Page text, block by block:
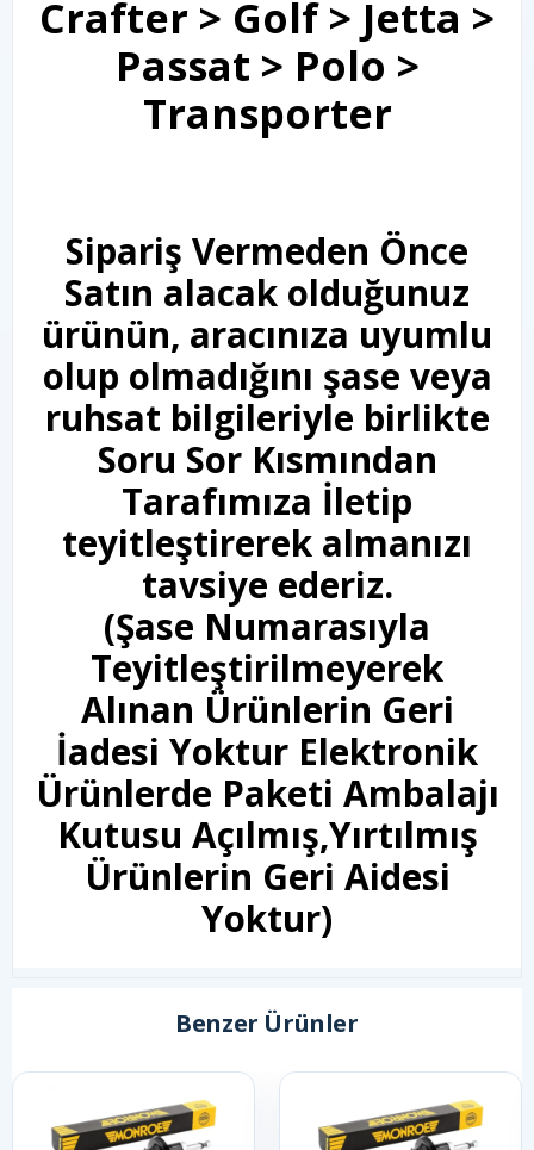
Crafter > Golf > Jetta >
Passat > Polo >
Transporter
Sipariş Vermeden Önce
Satın alacak olduğunuz
ürünün, aracınıza uyumlu
olup olmadığını şase veya
ruhsat bilgileriyle birlikte
Soru Sor Kısmından
Tarafımıza İletip
teyitleştirerek almanızı
tavsiye ederiz.
(Şase Numarasıyla
Teyitleştirilmeyerek
Alınan Ürünlerin Geri
İadesi Yoktur Elektronik
Ürünlerde Paketi Ambalajı
Kutusu Açılmış,Yırtılmış
Ürünlerin Geri Aidesi
Yoktur)
Benzer Ürünler